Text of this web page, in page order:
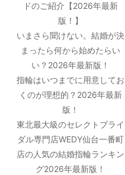
ドのご紹介【2026年最新
版！】
いまさら聞けない。結婚が決
まったら何から始めたらい
い？2026年最新版！
指輪はいつまでに用意してお
くのが理想的？2026年最新
版！
東北最大級のセレクトブライ
ダル専門店WEDY仙台一番町
店の人気の結婚指輪ランキン
グ2026年最新版！